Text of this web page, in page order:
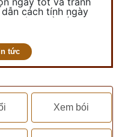
cách tính ngày
tháng để tiến hành
tức
Xem bói